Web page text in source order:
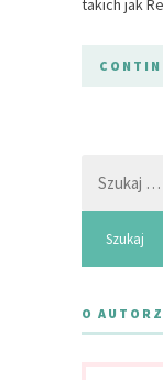
takich jak
O